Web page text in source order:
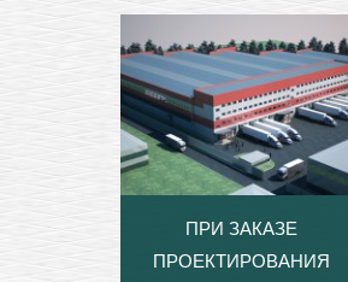
ПРИ ЗАКАЗЕ
ПРОЕКТИРОВАНИЯ